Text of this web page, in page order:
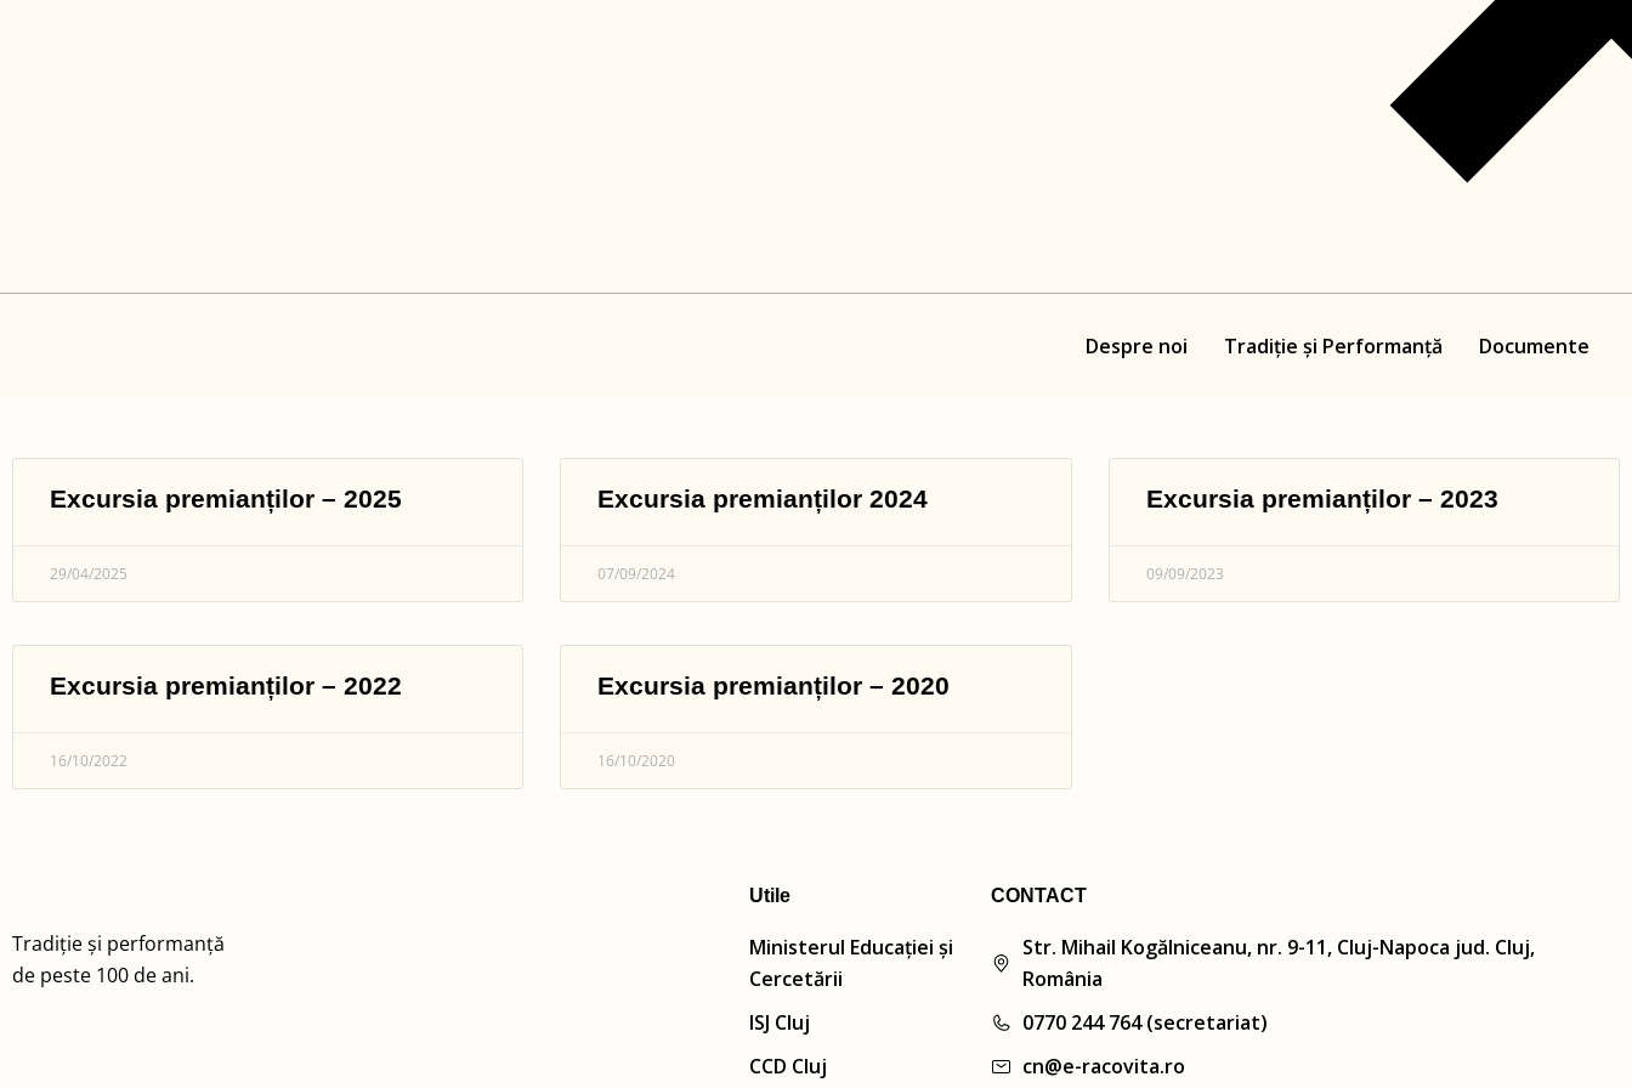
Despre noi Tradiție și Performanță Documente
Excursia premianților – 2025
29/04/2025
Excursia premianților 2024
07/09/2024
Excursia premianților – 2023
09/09/2023
Excursia premianților – 2022
16/10/2022
Excursia premianților – 2020
16/10/2020
Tradiție și performanță
de peste 100 de ani.
Utile
Ministerul Educației și
Cercetării
ISJ Cluj
CCD Cluj
CONTACT
Str. Mihail Kogălniceanu, nr. 9-11, Cluj-Napoca jud. Cluj,
România
0770 244 764 (secretariat)
cn@e-racovita.ro